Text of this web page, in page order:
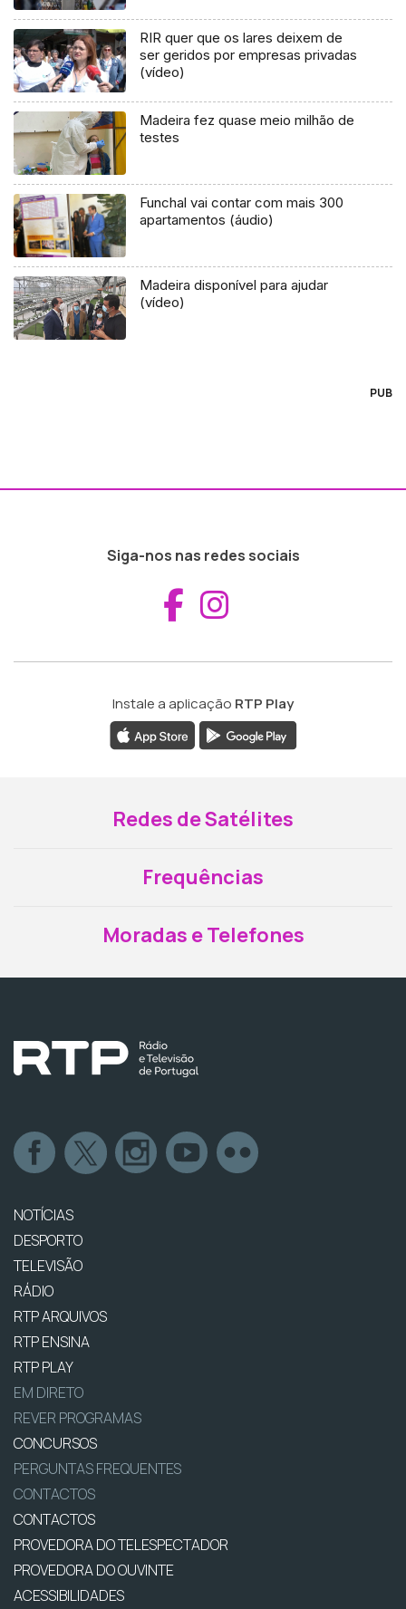
RIR quer que os lares deixem de
ser geridos por empresas privadas
(vídeo)
Madeira fez quase meio milhão de
testes
Funchal vai contar com mais 300
apartamentos (áudio)
Madeira disponível para ajudar
(vídeo)
PUB
Siga-nos nas redes sociais
Aceder ao
Instale a aplicação RTP Play
Redes de Satélites
Frequências
Moradas e Telefones
NOTÍCIAS
DESPORTO
TELEVISÃO
RÁDIO
RTP ARQUIVOS
RTP ENSINA
RTP PLAY
EM DIRETO
REVER PROGRAMAS
CONCURSOS
PERGUNTAS FREQUENTES
CONTACTOS
CONTACTOS
PROVEDORA DO TELESPECTADOR
PROVEDORA DO OUVINTE
ACESSIBILIDADES